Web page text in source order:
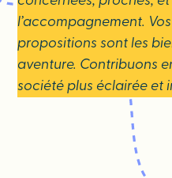
l’accompagnement.
propositions sont les
aventure. Contribuons
société plus éclairée et